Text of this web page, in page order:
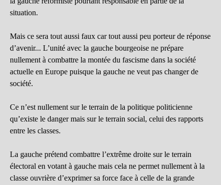
situation.
Mais ce sera tout aussi faux car tout aussi peu porteur de réponse
d’avenir... L’unité avec la gauche bourgeoise ne prépare
nullement à combattre la montée du fascisme dans la société
actuelle en Europe puisque la gauche ne veut pas changer de
société.
Ce n’est nullement sur le terrain de la politique politicienne
qu’existe le danger mais sur le terrain social, celui des rapports
entre les classes.
La gauche prétend combattre l’extrême droite sur le terrain
électoral en votant à gauche mais cela ne permet nullement à la
classe ouvrière d’exprimer sa force face à celle de la grande